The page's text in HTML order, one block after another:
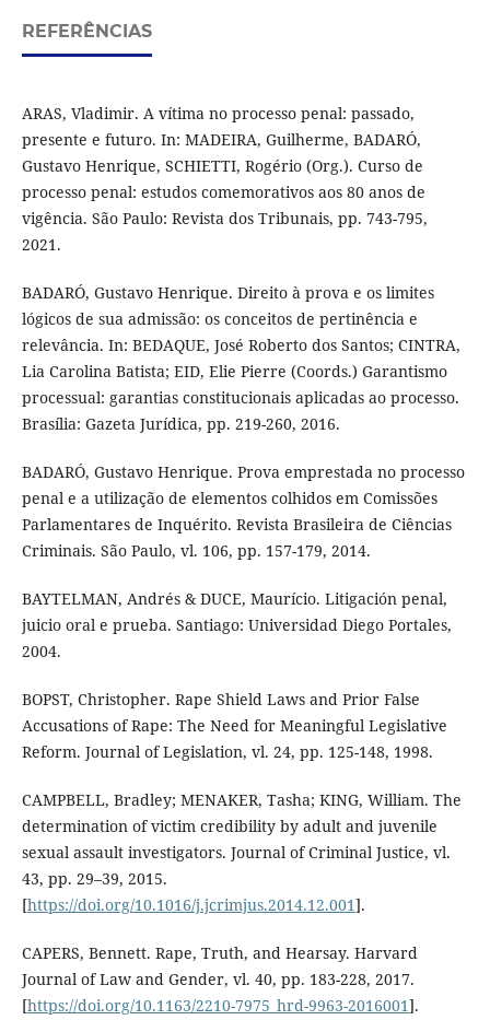
REFERÊNCIAS
ARAS, Vladimir. A vítima no processo penal: passado,
presente e futuro. In: MADEIRA, Guilherme, BADARÓ,
Gustavo Henrique, SCHIETTI, Rogério (Org.). Curso de
processo penal: estudos comemorativos aos 80 anos de
vigência. São Paulo: Revista dos Tribunais, pp. 743-795,
2021.
BADARÓ, Gustavo Henrique. Direito à prova e os limites
lógicos de sua admissão: os conceitos de pertinência e
relevância. In: BEDAQUE, José Roberto dos Santos; CINTRA,
Lia Carolina Batista; EID, Elie Pierre (Coords.) Garantismo
processual: garantias constitucionais aplicadas ao processo.
Brasília: Gazeta Jurídica, pp. 219-260, 2016.
BADARÓ, Gustavo Henrique. Prova emprestada no processo
penal e a utilização de elementos colhidos em Comissões
Parlamentares de Inquérito. Revista Brasileira de Ciências
Criminais. São Paulo, vl. 106, pp. 157-179, 2014.
BAYTELMAN, Andrés & DUCE, Maurício. Litigación penal,
juicio oral e prueba. Santiago: Universidad Diego Portales,
2004.
BOPST, Christopher. Rape Shield Laws and Prior False
Accusations of Rape: The Need for Meaningful Legislative
Reform. Journal of Legislation, vl. 24, pp. 125-148, 1998.
CAMPBELL, Bradley; MENAKER, Tasha; KING, William. The
determination of victim credibility by adult and juvenile
sexual assault investigators. Journal of Criminal Justice, vl.
43, pp. 29–39, 2015.
[https://doi.org/10.1016/j.jcrimjus.2014.12.001].
CAPERS, Bennett. Rape, Truth, and Hearsay. Harvard
Journal of Law and Gender, vl. 40, pp. 183-228, 2017.
[https://doi.org/10.1163/2210-7975_hrd-9963-2016001].